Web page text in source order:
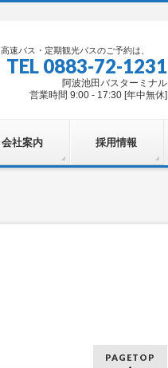
高速バス・定期観光バスのご予約は、
TEL 0883-72-1231
阿波池田バスターミナル
営業時間 9:00 - 17:30 [年中無休]
会社案内 採用情報
PAGETOP